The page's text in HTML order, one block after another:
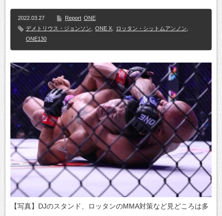
2022.03.27 Report ONE
デメトリウス・ジョンソン
ONE X ロッタン・シットムアンノン
ONE130
【写真】DJのスタンド、ロッタンのMMA対策など見どころは多